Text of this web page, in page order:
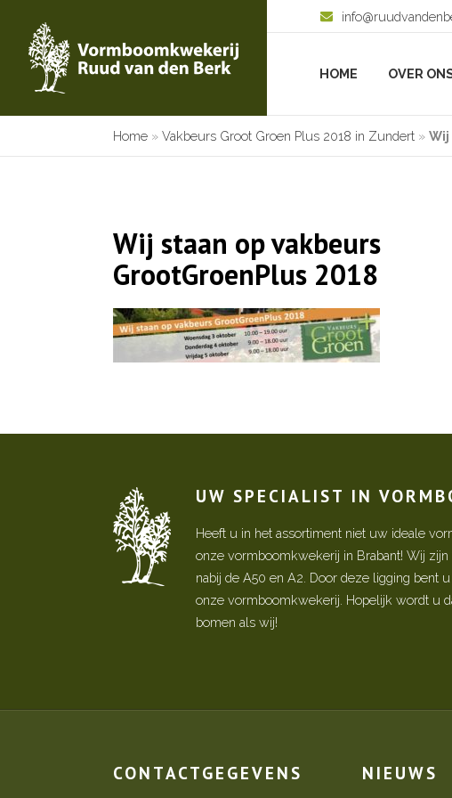
HOME OVER
Home » Vakbeurs Groot Groen Plus 2018 in Zundert » Wij
Wij staan op vakbeurs
GrootGroenPlus 2018
UW SPECIALIST IN
Heeft u in het assortiment niet uw ideale
onze vormboomkwekerij in Brabant! Wij
nabij de A50 en A2. Door deze ligging bent
onze vormboomkwekerij. Hopelijk wordt u
bomen als wij!
CONTACTGEGEVENS NIEUWS